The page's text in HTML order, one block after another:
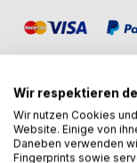
BESCHREIBUNG
Wir respektieren
Wir nutzen Cookies
Website. Einige von
Daneben verwenden
Fingerprints sowie